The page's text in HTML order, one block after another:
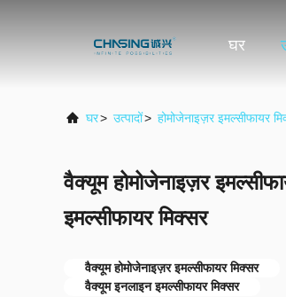
घर
घर> उत्पादों> होमोजेनाइज़र इमल्सीफायर
वैक्यूम होमोजेनाइज़र
इमल्सीफायर मिक्सर
वैक्यूम होमोजेनाइज़र इमल्सीफायर मिक्सर
वैक्यूम इनलाइन इमल्सीफायर मिक्सर